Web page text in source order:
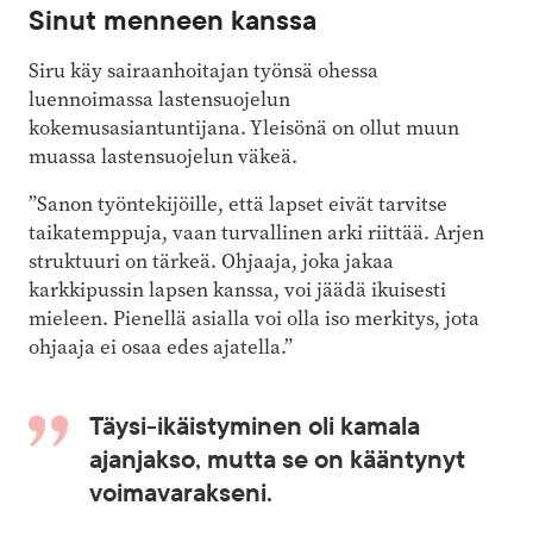
Sinut menneen kanssa
Siru käy sairaanhoitajan työnsä ohessa
luennoimassa lastensuojelun
kokemusasiantuntijana. Yleisönä on ollut muun
muassa lastensuojelun väkeä.
”Sanon työntekijöille, että lapset eivät tarvitse
taikatemppuja, vaan turvallinen arki riittää. Arjen
struktuuri on tärkeä. Ohjaaja, joka jakaa
karkkipussin lapsen kanssa, voi jäädä ikuisesti
mieleen. Pienellä asialla voi olla iso merkitys, jota
ohjaaja ei osaa edes ajatella.”
Täysi-ikäistyminen oli kamala
ajanjakso, mutta se on kääntynyt
voimavarakseni.